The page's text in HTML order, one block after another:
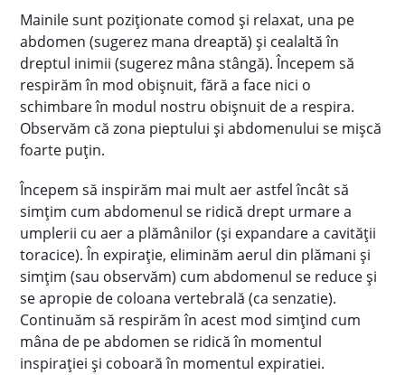
Mainile sunt poziționate comod și relaxat, una pe
abdomen (sugerez mana dreaptă) și cealaltă în
dreptul inimii (sugerez mâna stângă). Începem să
respirăm în mod obișnuit, fără a face nici o
schimbare în modul nostru obișnuit de a respira.
Observăm că zona pieptului și abdomenului se mișcă
foarte puțin.
Începem să inspirăm mai mult aer astfel încât să
simțim cum abdomenul se ridică drept urmare a
umplerii cu aer a plămânilor (și expandare a cavității
toracice). În expirație, eliminăm aerul din plămani și
simțim (sau observăm) cum abdomenul se reduce și
se apropie de coloana vertebrală (ca senzatie).
Continuăm să respirăm în acest mod simțind cum
mâna de pe abdomen se ridică în momentul
inspirației și coboară în momentul expiratiei.